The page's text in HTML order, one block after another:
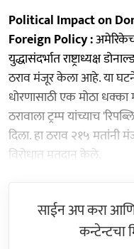
Political Impact on
Foreign Policy :
युद्धासंदर्भात राष्ट्राध्यक्ष
ठराव मंजूर केला आहे. या
धोरणासाठी एक मोठा
ठरावाला ट्रम्प यांच्याच
दिला. हा ठराव २१५ मतांनी
विरोधात मतदान केले.
साईन अप करा
कन्टेन्टचा